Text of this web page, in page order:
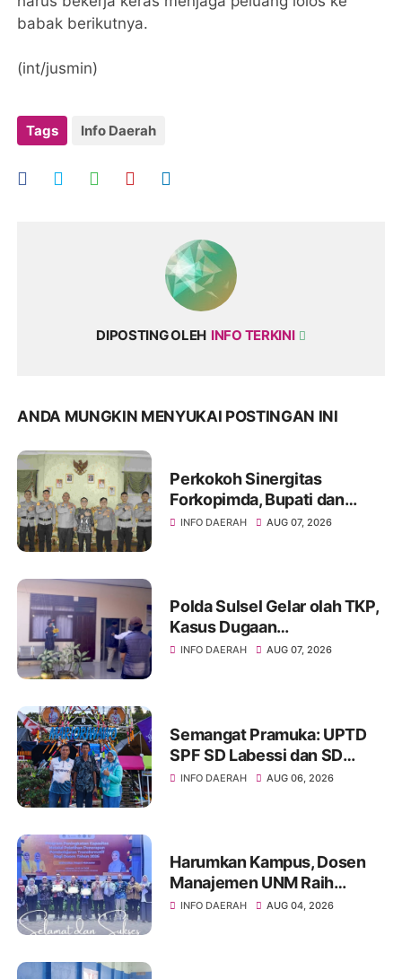
babak berikutnya.
(int/jusmin)
Tags Info Daerah
DIPOSTING OLEH INFO TERKINI
ANDA MUNGKIN MENYUKAI POSTINGAN INI
Perkokoh Sinergitas
Forkopimda, Bupati dan
Kapolres Soppeng Bahas
INFO DAERAH AUG 07, 2026
Polda Sulsel Gelar olah TKP,
Kasus Dugaan
Penganiayaan Rusman oleh
INFO DAERAH AUG 07, 2026
Semangat Pramuka: UPTD
SPF SD Labessi dan SD
Paccora Wakili Kecamatan
INFO DAERAH AUG 06, 2026
Harumkan Kampus, Dosen
Manajemen UNM Raih
Peserta Terbaik ToT
INFO DAERAH AUG 04, 2026